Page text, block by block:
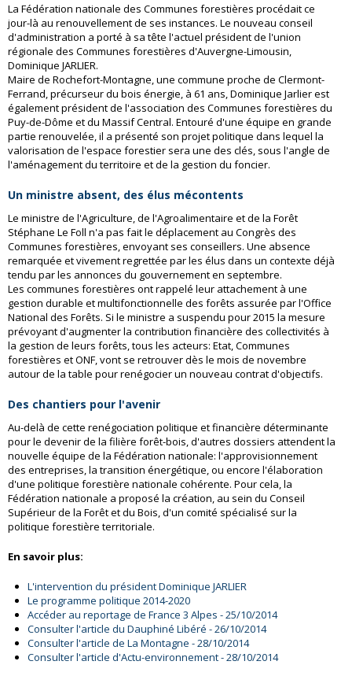
La Fédération nationale des Communes forestières procédait ce
jour-là au renouvellement de ses instances. Le nouveau conseil
d'administration a porté à sa tête l'actuel président de l'union
régionale des Communes forestières d'Auvergne-Limousin,
Dominique JARLIER.
Maire de Rochefort-Montagne, une commune proche de Clermont-
Ferrand, précurseur du bois énergie, à 61 ans, Dominique Jarlier est
également président de l'association des Communes forestières du
Puy-de-Dôme et du Massif Central. Entouré d'une équipe en grande
partie renouvelée, il a présenté son projet politique dans lequel la
valorisation de l'espace forestier sera une des clés, sous l'angle de
l'aménagement du territoire et de la gestion du foncier.
Un ministre absent, des élus mécontents
Le ministre de l'Agriculture, de l'Agroalimentaire et de la Forêt
Stéphane Le Foll n'a pas fait le déplacement au Congrès des
Communes forestières, envoyant ses conseillers. Une absence
remarquée et vivement regrettée par les élus dans un contexte déjà
tendu par les annonces du gouvernement en septembre.
Les communes forestières ont rappelé leur attachement à une
gestion durable et multifonctionnelle des forêts assurée par l'Office
National des Forêts. Si le ministre a suspendu pour 2015 la mesure
prévoyant d'augmenter la contribution financière des collectivités à
la gestion de leurs forêts, tous les acteurs: Etat, Communes
forestières et ONF, vont se retrouver dès le mois de novembre
autour de la table pour renégocier un nouveau contrat d'objectifs.
Des chantiers pour l'avenir
Au-delà de cette renégociation politique et financière déterminante
pour le devenir de la filière forêt-bois, d'autres dossiers attendent la
nouvelle équipe de la Fédération nationale: l'approvisionnement
des entreprises, la transition énergétique, ou encore l'élaboration
d'une politique forestière nationale cohérente. Pour cela, la
Fédération nationale a proposé la création, au sein du Conseil
Supérieur de la Forêt et du Bois, d'un comité spécialisé sur la
politique forestière territoriale.
En savoir plus:
L'intervention du président Dominique JARLIER
Le programme politique 2014-2020
Accéder au reportage de France 3 Alpes - 25/10/2014
Consulter l'article du Dauphiné Libéré - 26/10/2014
Consulter l'article de La Montagne - 28/10/2014
Consulter l'article d'Actu-environnement - 28/10/2014